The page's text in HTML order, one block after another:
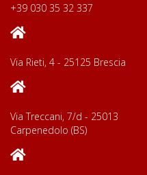
+39 030 35 32 337
Via Rieti, 4 - 25125 Brescia
Via Treccani, 7/d - 25013
Carpenedolo (BS)